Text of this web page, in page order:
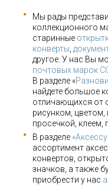
Мы рады
коллекционного
старинные
конверты
другое. У нас Вы
почтовых марок
В разделе «
найдете большое
отличающихся от
рисунком,
просечкой, клеем,
В разделе
ассортимент
конвертов,
значков, а также
приобрести у нас